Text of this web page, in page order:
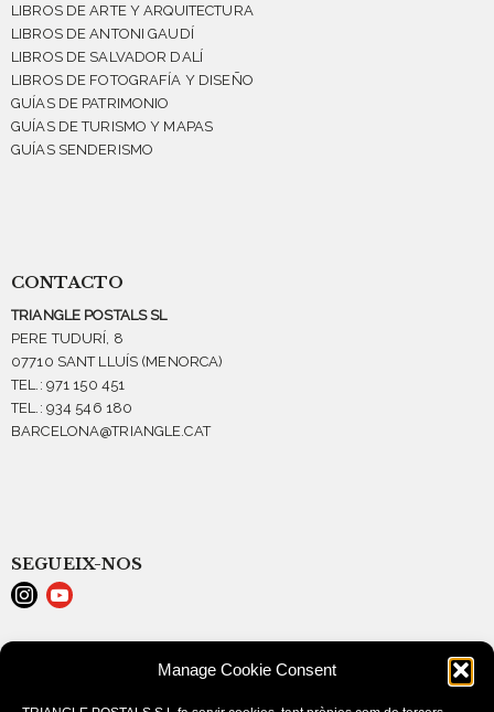
Manage Cookie Consent
LIBROS DE ARTE Y ARQUITECTURA
LIBROS DE ANTONI GAUDÍ
LIBROS DE SALVADOR DALÍ
LIBROS DE FOTOGRAFÍA Y DISEÑO
GUÍAS DE PATRIMONIO
GUÍAS DE TURISMO Y MAPAS
GUÍAS SENDERISMO
CONTACTO
TRIANGLE POSTALS SL
PERE TUDURÍ, 8
07710 SANT LLUÍS (MENORCA)
TEL.: 971 150 451
TEL.: 934 546 180
BARCELONA@TRIANGLE.CAT
SEGUEIX-NOS
POLÍTICA DE COOKIES (EU)